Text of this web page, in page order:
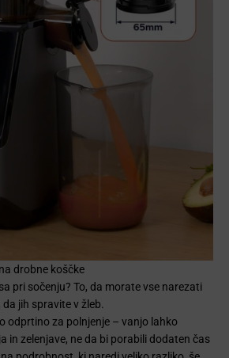
drobne koščke
pri sočenju? To, da morate vse narezati
da jih spravite v žleb.
odprtino za polnjenje – vanjo lahko
in zelenjave, ne da bi porabili dodaten čas